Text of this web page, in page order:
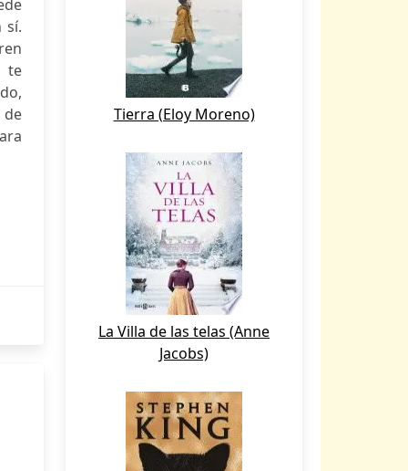
sí.
te
de
Tierra (Eloy Moreno)
La Villa de las telas (Anne
Jacobs)